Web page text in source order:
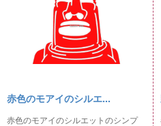
赤色のモアイのシルエ...
赤色のモアイのシルエットのシンプ